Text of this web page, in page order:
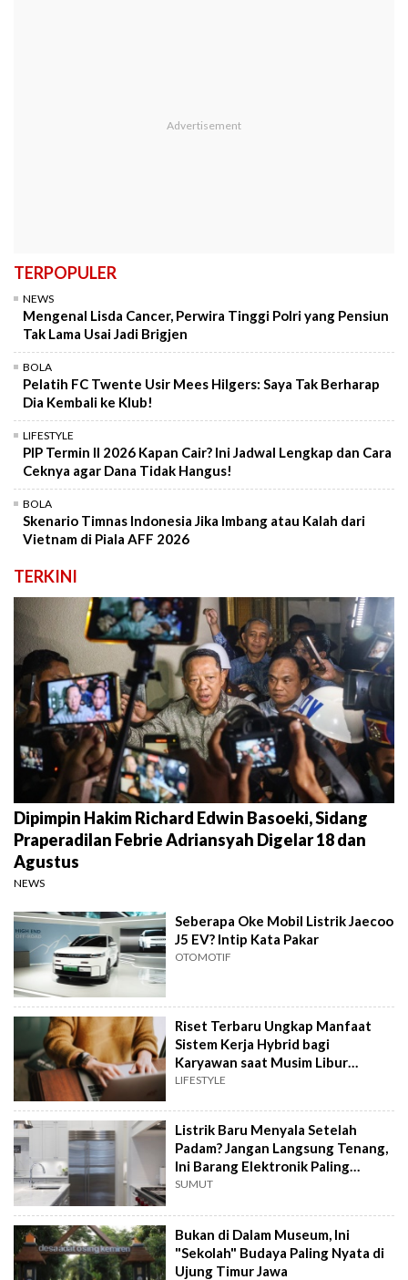
TERPOPULER
NEWS
Mengenal Lisda Cancer, Perwira Tinggi Polri yang Pensiun
Tak Lama Usai Jadi Brigjen
BOLA
Pelatih FC Twente Usir Mees Hilgers: Saya Tak Berharap
Dia Kembali ke Klub!
LIFESTYLE
PIP Termin II 2026 Kapan Cair? Ini Jadwal Lengkap dan Cara
Ceknya agar Dana Tidak Hangus!
BOLA
Skenario Timnas Indonesia Jika Imbang atau Kalah dari
Vietnam di Piala AFF 2026
TERKINI
Dipimpin Hakim Richard Edwin Basoeki, Sidang
Praperadilan Febrie Adriansyah Digelar 18 dan
Agustus
NEWS
Seberapa Oke Mobil Listrik Jaecoo
J5 EV? Intip Kata Pakar
OTOMOTIF
Riset Terbaru Ungkap Manfaat
Sistem Kerja Hybrid bagi
Karyawan saat Musim Libur
Sekolah
LIFESTYLE
Listrik Baru Menyala Setelah
Padam? Jangan Langsung Tenang,
Ini Barang Elektronik Paling
Rawan Rusak
SUMUT
Bukan di Dalam Museum, Ini
"Sekolah" Budaya Paling Nyata di
Ujung Timur Jawa